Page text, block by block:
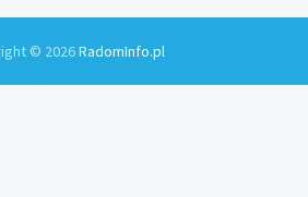
© 2026RadomInfo.pl